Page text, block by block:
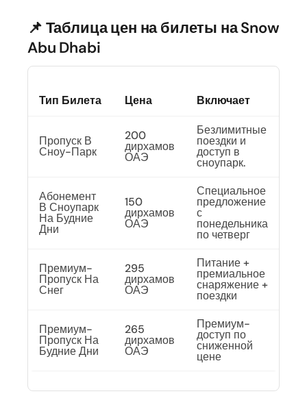
📌 Таблица цен на билеты на Snow
Abu Dhabi
Тип Билета Цена Включает
Пропуск В
Сноу-Парк
200
дирхамов
ОАЭ
Безлимитные
поездки и
доступ в
сноупарк.
Абонемент
В Сноупарк
На Будние
Дни
150
дирхамов
ОАЭ
Специальное
предложение
с
понедельника
по четверг
Премиум-
Пропуск На
Снег
295
дирхамов
ОАЭ
Питание +
премиальное
снаряжение +
поездки
Премиум-
Пропуск На
Будние Дни
265
дирхамов
ОАЭ
Премиум-
доступ по
сниженной
цене